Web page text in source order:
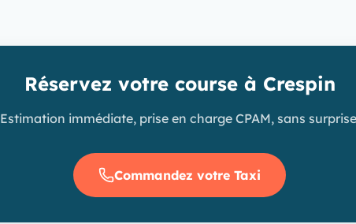
Réservez votre course à Crespin
Estimation immédiate, prise en charge CPAM, sans
Commandez votre Taxi